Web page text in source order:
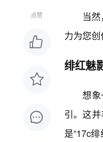
点赞
当
力为您创
绯红魅
想
引。这
是“17c